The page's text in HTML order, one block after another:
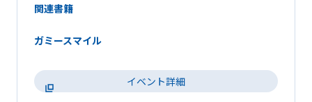
関連書籍
ガミースマイル
イベント詳細